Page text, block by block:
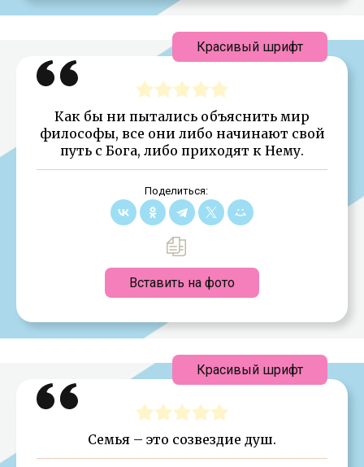
Как бы ни пытались объяснить мир
философы, все они либо начинают свой
путь с Бога, либо приходят к Нему.
Поделиться:
Вставить на фото
Красивый шрифт
Семья – это созвездие душ.
Красивый шрифт